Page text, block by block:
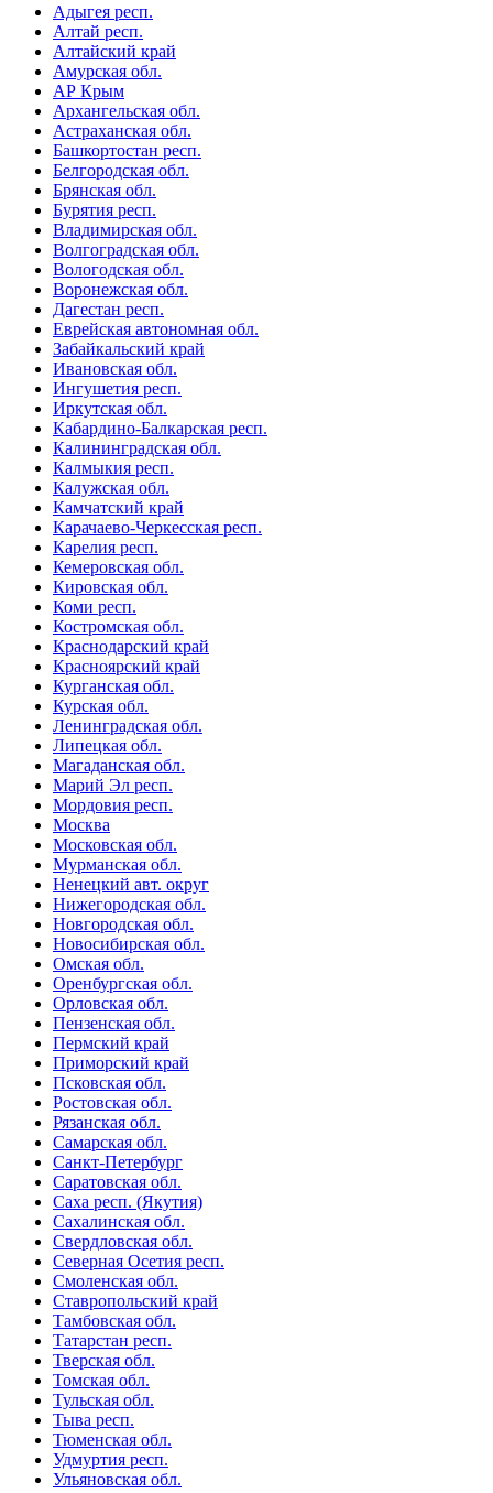
Адыгея респ.
Алтай респ.
Алтайский край
Амурская обл.
АР Крым
Архангельская обл.
Астраханская обл.
Башкортостан респ.
Белгородская обл.
Брянская обл.
Бурятия респ.
Владимирская обл.
Волгоградская обл.
Вологодская обл.
Воронежская обл.
Дагестан респ.
Еврейская автономная обл.
Забайкальский край
Ивановская обл.
Ингушетия респ.
Иркутская обл.
Кабардино-Балкарская респ.
Калининградская обл.
Калмыкия респ.
Калужская обл.
Камчатский край
Карачаево-Черкесская респ.
Карелия респ.
Кемеровская обл.
Кировская обл.
Коми респ.
Костромская обл.
Краснодарский край
Красноярский край
Курганская обл.
Курская обл.
Ленинградская обл.
Липецкая обл.
Магаданская обл.
Марий Эл респ.
Мордовия респ.
Москва
Московская обл.
Мурманская обл.
Ненецкий авт. округ
Нижегородская обл.
Новгородская обл.
Новосибирская обл.
Омская обл.
Оренбургская обл.
Орловская обл.
Пензенская обл.
Пермский край
Приморский край
Псковская обл.
Ростовская обл.
Рязанская обл.
Самарская обл.
Санкт-Петербург
Саратовская обл.
Саха респ. (Якутия)
Сахалинская обл.
Свердловская обл.
Северная Осетия респ.
Смоленская обл.
Ставропольский край
Тамбовская обл.
Татарстан респ.
Тверская обл.
Томская обл.
Тульская обл.
Тыва респ.
Тюменская обл.
Удмуртия респ.
Ульяновская обл.